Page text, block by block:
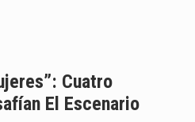
por…
Cuatro
El Escenario